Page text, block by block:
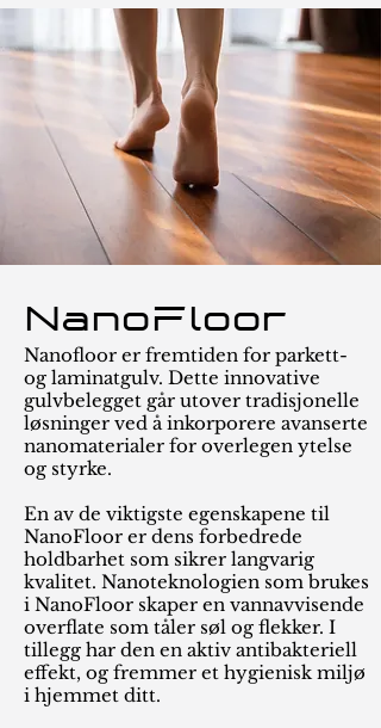
NanoFloor
Nanofloor er fremtiden for parkett-
og laminatgulv. Dette innovative
gulvbelegget går utover tradisjonelle
løsninger ved å inkorporere avanserte
nanomaterialer for overlegen ytelse
og styrke.
En av de viktigste egenskapene til
NanoFloor er dens forbedrede
holdbarhet som sikrer langvarig
kvalitet. Nanoteknologien som brukes
i NanoFloor skaper en vannavvisende
overflate som tåler søl og flekker. I
tillegg har den en aktiv antibakteriell
effekt, og fremmer et hygienisk miljø
i hjemmet ditt.